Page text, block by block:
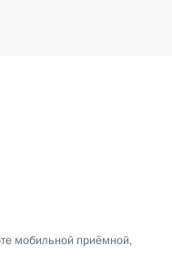
мобильной приёмной,